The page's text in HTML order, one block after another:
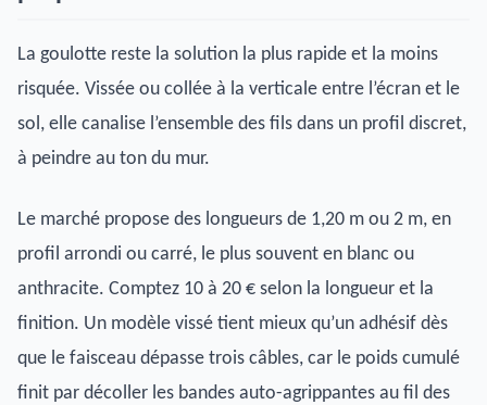
La goulotte reste la solution la plus rapide et la moins
risquée. Vissée ou collée à la verticale entre l’écran et le
sol, elle canalise l’ensemble des fils dans un profil discret,
à peindre au ton du mur.
Le marché propose des longueurs de 1,20 m ou 2 m, en
profil arrondi ou carré, le plus souvent en blanc ou
anthracite. Comptez 10 à 20 € selon la longueur et la
finition. Un modèle vissé tient mieux qu’un adhésif dès
que le faisceau dépasse trois câbles, car le poids cumulé
finit par décoller les bandes auto-agrippantes au fil des